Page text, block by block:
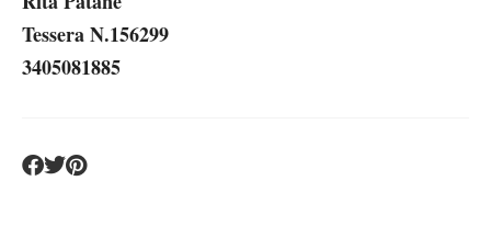
Tessera N.156299
3405081885